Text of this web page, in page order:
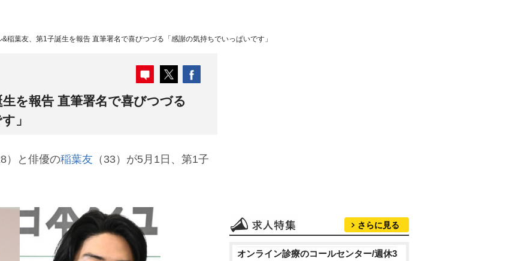
稲葉友、第1子誕生を報告 直筆署名で喜びつづる「感謝の気持ちでいっぱいです」
を報告 直筆署名で喜びつづる
」
）と俳優の稲葉友 （33）が5月1日、第1子
さらに見る
オンライン診療のコールセンター/週休3